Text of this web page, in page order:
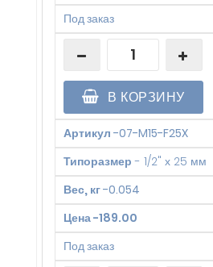
Под заказ
В КОРЗИНУ
Артикул -07-M15-F25X
Типоразмер - 1/2" х 25 мм
Вес, кг-0.054
Цена-189.00
Под заказ